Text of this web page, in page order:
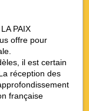
PAIX
offre pour
il est certain
réception des
française